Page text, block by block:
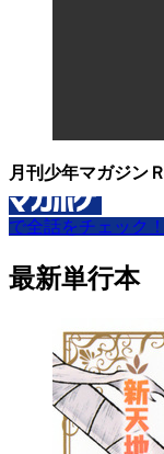
月刊少年マガジンＲ
で全話をチェック！
最新単行本